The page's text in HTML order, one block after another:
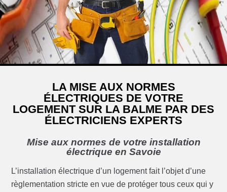
LA MISE AUX NORMES
ÉLECTRIQUES DE VOTRE
LOGEMENT SUR LA BALME PAR DES
ÉLECTRICIENS EXPERTS
Mise aux normes de votre installation
électrique en Savoie
L’installation électrique d’un logement fait l’objet d’une
règlementation stricte en vue de protéger tous ceux qui y